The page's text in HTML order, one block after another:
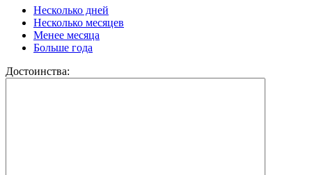
Несколько дней
Несколько месяцев
Менее месяца
Больше года
Достоинства: